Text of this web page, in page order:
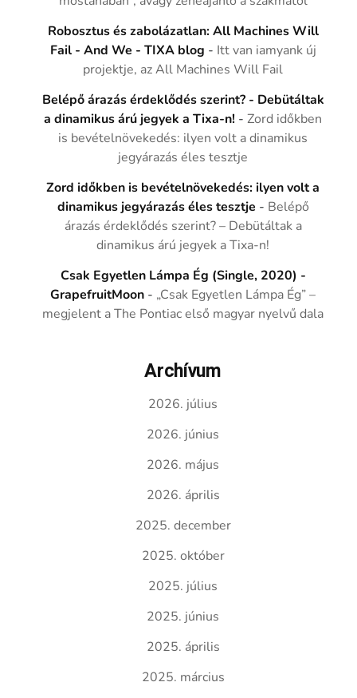
Robosztus és zabolázatlan: All Machines Will
Fail - And We - TIXA blog - Itt van iamyank új
projektje, az All Machines Will Fail
Belépő árazás érdeklődés szerint? - Debütáltak
a dinamikus árú jegyek a Tixa-n! -Zord időkben
is bevételnövekedés: ilyen volt a dinamikus
jegyárazás éles tesztje
Zord időkben is bevételnövekedés: ilyen volt a
dinamikus jegyárazás éles tesztje - Belépő
árazás érdeklődés szerint? – Debütáltak a
dinamikus árú jegyek a Tixa-n!
Csak Egyetlen Lámpa Ég (Single, 2020) -
GrapefruitMoon - „Csak Egyetlen Lámpa Ég” –
megjelent a The Pontiac első magyar nyelvű dala
Archívum
2026. július
2026. június
2026. május
2026. április
2025. december
2025. október
2025. július
2025. június
2025. április
2025. március